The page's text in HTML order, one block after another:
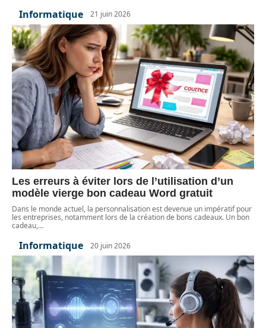
Informatique 21 juin 2026
Les erreurs à éviter lors de l’utilisation d’un
modèle vierge bon cadeau Word gratuit
Dans le monde actuel, la personnalisation est devenue un impératif pour
les entreprises, notamment lors de la création de bons cadeaux. Un bon
cadeau,…
Informatique 20 juin 2026